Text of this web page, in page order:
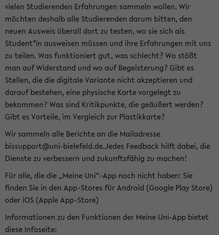
vielen Studierenden Erfahrungen sammeln wollen. Wir
möchten deshalb alle Studierenden darum bitten, den
neuen Ausweis überall dort zu testen, wo sie sich als
Student*in ausweisen müssen und ihre Erfahrungen mit uns
zu teilen. Was funktioniert gut, was schlecht? Wo stößt
man auf Widerstand und wo auf Begeisterung? Gibt es
Stellen, die die digitale Variante nicht akzeptieren und
darauf bestehen, eine physische Karte vorgelegt zu
bekommen? Was sind Kritikpunkte, die geäußert werden?
Gibt es Vorteile, im Vergleich zur Plastikkarte?
Wir sammeln alle Berichte an die Mailadresse
bissupport@uni-bielefeld.de.Jedes Feedback hilft dabei, die
Dienste zu verbessern und zukunftsfähig zu machen!
Für alle, die die „Meine Uni“-App noch nicht haben: Sie
finden Sie in den App-Stores für Android (Google Play Store)
oder iOS (Apple App-Store)
Informationen zu den Funktionen der Meine Uni-App bietet
diese Infoseite: